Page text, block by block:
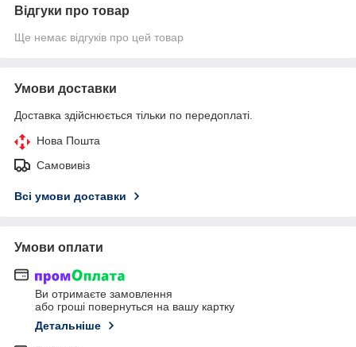
Відгуки про товар
Ще немає відгуків про цей товар
Умови доставки
Доставка здійснюється тільки по передоплаті.
Нова Пошта
Самовивіз
Всі умови доставки
Умови оплати
Ви отримаєте замовлення
або гроші повернуться на вашу картку
Детальніше